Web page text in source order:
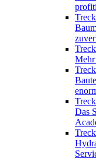
Das